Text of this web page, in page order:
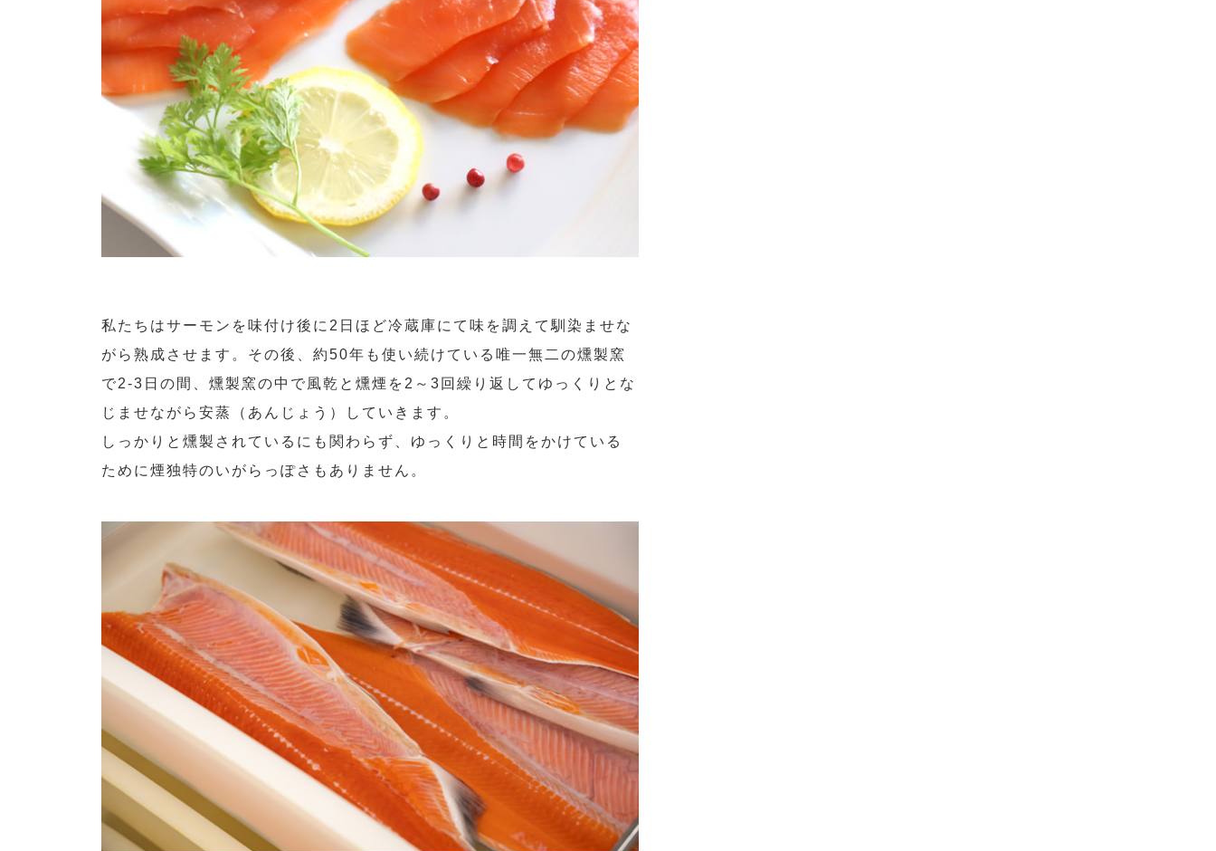
私たちはサーモンを味付け後に2日ほど冷蔵庫にて味を調えて馴染ませな
がら熟成させます。その後、約50年も使い続けている唯一無二の燻製窯
で2-3日の間、燻製窯の中で風乾と燻煙を2～3回繰り返してゆっくりとな
じませながら安蒸（あんじょう）していきます。
しっかりと燻製されているにも関わらず、ゆっくりと時間をかけている
ために煙独特のいがらっぽさもありません。